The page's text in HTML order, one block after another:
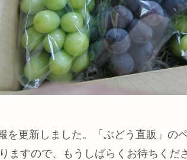
を更新しました。「ぶどう直販」の
ますので、もうしばらくお待ちくだ